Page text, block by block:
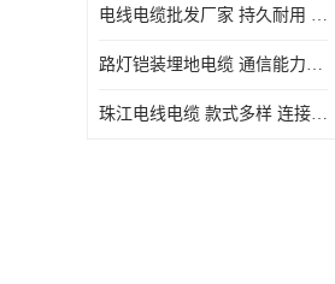
电线电缆批发厂家 持久耐用 铜芯含量高
路灯铠装埋地电缆 通信能力强 受外界干扰小
珠江电线电缆 款式多样 连接可靠安全